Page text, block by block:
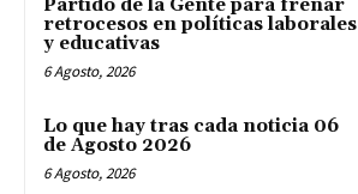
Partido de la Gente para frenar
retrocesos en políticas laborales
y educativas
6 Agosto, 2026
Lo que hay tras cada noticia 06
de Agosto 2026
6 Agosto, 2026